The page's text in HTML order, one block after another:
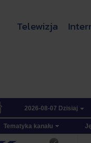
Telewizja